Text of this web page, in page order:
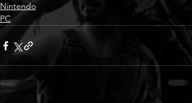
Nintendo
PC